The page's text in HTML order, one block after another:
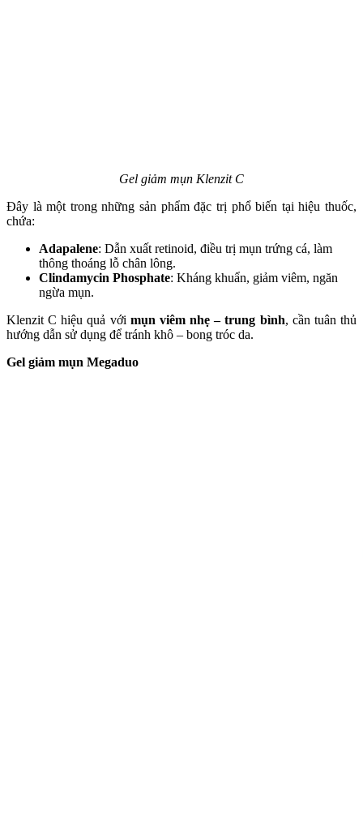
Gel giảm mụn Klenzit C
Đây là một trong những sản phẩm đặc trị phổ biến tại hiệu thuốc,
chứa:
Adapalene: Dẫn xuất retinoid, điều trị mụn trứng cá, làm
thông thoáng lỗ chân lông.
Clindamycin Phosphate: Kháng khuẩn, giảm viêm, ngăn
ngừa mụn.
Klenzit C hiệu quả với mụn viêm nhẹ – trung bình, cần tuân thủ
hướng dẫn sử dụng để tránh khô – bong tróc da.
Gel giảm mụn Megaduo